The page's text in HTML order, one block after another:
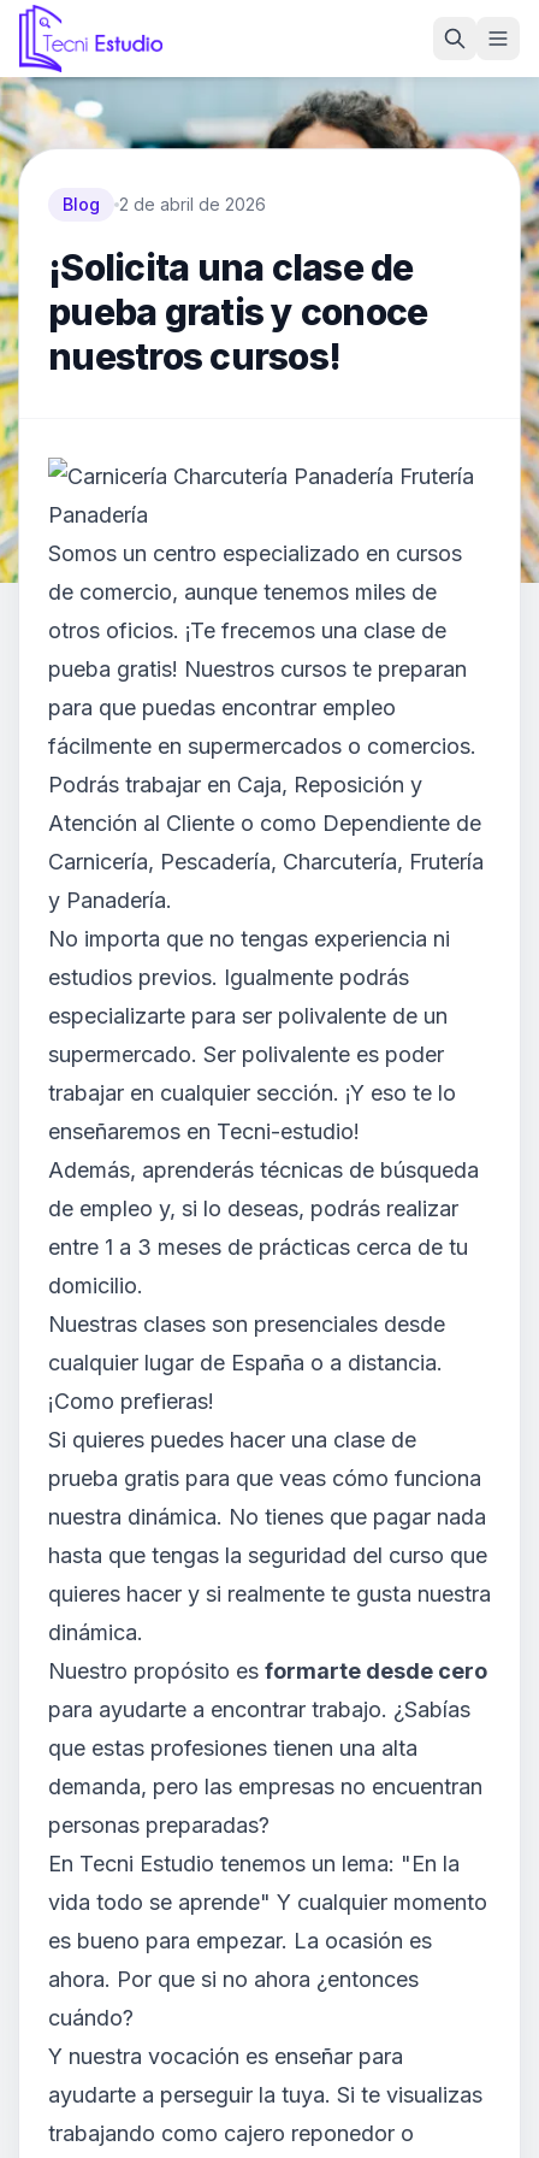
Ir a la página de inicio de Tecni Estudio
Blog 2 de abril de 2026
¡Solicita una clase de
pueba gratis y conoce
nuestros cursos!
Somos un centro especializado en cursos
de comercio, aunque tenemos miles de
otros oficios. ¡Te frecemos una clase de
pueba gratis! Nuestros cursos te preparan
para que puedas encontrar empleo
fácilmente en supermercados o comercios.
Podrás trabajar en Caja, Reposición y
Atención al Cliente o como Dependiente de
Carnicería, Pescadería, Charcutería, Frutería
y Panadería.
No importa que no tengas experiencia ni
estudios previos. Igualmente podrás
especializarte para ser polivalente de un
supermercado. Ser polivalente es poder
trabajar en cualquier sección. ¡Y eso te lo
enseñaremos en Tecni-estudio!
Además, aprenderás técnicas de búsqueda
de empleo y, si lo deseas, podrás realizar
entre 1 a 3 meses de prácticas cerca de tu
domicilio.
Nuestras clases son presenciales desde
cualquier lugar de España o a distancia.
¡Como prefieras!
Si quieres puedes hacer una clase de
prueba gratis para que veas cómo funciona
nuestra dinámica. No tienes que pagar nada
hasta que tengas la seguridad del curso que
quieres hacer y si realmente te gusta nuestra
dinámica.
Nuestro propósito es formarte desde cero
para ayudarte a encontrar trabajo. ¿Sabías
que estas profesiones tienen una alta
demanda, pero las empresas no encuentran
personas preparadas?
En Tecni Estudio tenemos un lema: "En la
vida todo se aprende" Y cualquier momento
es bueno para empezar. La ocasión es
ahora. Por que si no ahora ¿entonces
cuándo?
Y nuestra vocación es enseñar para
ayudarte a perseguir la tuya. Si te visualizas
trabajando como cajero reponedor o